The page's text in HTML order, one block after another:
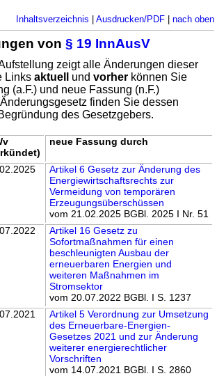
Inhaltsverzeichnis | Ausdrucken/PDF| nach oben
von§ 19 InnAusV
zeigt alle Änderungen dieser
Linksaktuell undvorher können Sie
(a.F.) und neue Fassung (n.F.)
finden Sie dessen
des Gesetzgebers.
neue Fassung durch
Artikel 6 Gesetz zur Änderung des
Energiewirtschaftsrechts zur
Vermeidung von temporären
Erzeugungsüberschüssen
vom 21.02.2025 BGBl. 2025 I Nr. 51
Artikel 16 Gesetz zu
Sofortmaßnahmen für einen
beschleunigten Ausbau der
erneuerbaren Energien und
weiteren Maßnahmen im
Stromsektor
vom 20.07.2022 BGBl. I S. 1237
Artikel 5 Verordnung zur Umsetzung
des Erneuerbare-Energien-
Gesetzes 2021 und zur Änderung
weiterer energierechtlicher
Vorschriften
vom 14.07.2021 BGBl. I S. 2860